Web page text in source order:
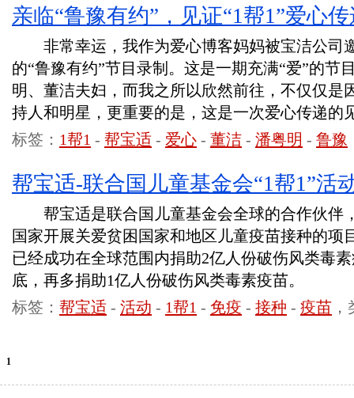
亲临“鲁豫有约”，见证“1帮1”爱心
非常幸运，我作为爱心博客妈妈被宝洁公司
的“鲁豫有约”节目录制。这是一期充满“爱”的节
明、董洁夫妇，而我之所以欣然前往，不仅仅是
持人和明星，更重要的是，这是一次爱心传递的
标签： 1帮1 - 帮宝适 - 爱心 - 董洁 - 潘粤明 - 鲁豫
帮宝适-联合国儿童基金会“1帮1”活
帮宝适是联合国儿童基金会全球的合作伙伴
国家开展关爱贫困国家和地区儿童疫苗接种的项
已经成功在全球范围内捐助2亿人份破伤风类毒
底，再多捐助1亿人份破伤风类毒素疫苗。
标签： 帮宝适 - 活动 - 1帮1 - 免疫 - 接种 - 疫苗
1